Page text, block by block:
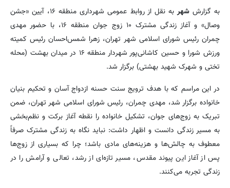
به گزارششهر
به نقل از روابط عمومی شهرداری منطقه ۱۶، آیین «جشن
وصال» و آغاز زندگی مشترک ۱۰ زوج جوان منطقه ۱۶، با حضور مهدی
چمران رئیس شورای اسلامی شهر تهران، زهرا شمس‌احسان رئیس کمیته
ورزش شورا و حسین کاشانی‌پور شهردار منطقه ۱۶ در میدان بهشت (محله
تختی و شهرک شهید بهشتی) برگزار شد.
در این مراسم که با هدف ترویج سنت حسنه ازدواج آسان و تحکیم بنیان
خانواده برگزار شد، مهدی چمران، رئیس شورای اسلامی شهر تهران، ضمن
تبریک به زوج‌های جوان، تشکیل خانواده را نقطه آغاز برکت و نظم‌بخشی
به مسیر زندگی دانست و اظهار داشت: نباید نگاه به زندگی مشترک صرفاً
معطوف به چالش‌ها و هزینه‌های مادی باشد؛ چرا که بسیاری از زوج‌ها
پس از آغاز این پیوند مقدس، مسیر تازه‌ای از رشد، تعالی و آرامش را در
زندگی تجربه می‌کنند.